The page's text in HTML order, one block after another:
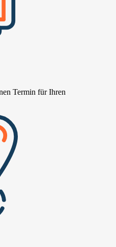
Termin für Ihren